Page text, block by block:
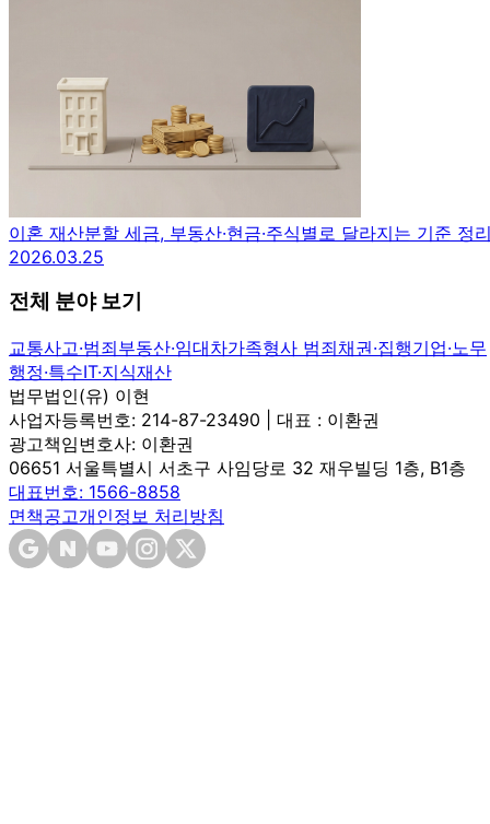
이혼 재산분할 세금, 부동산·현금·주식별로 달라지는 기준 정
2026.03.25
전체 분야 보기
교통사고·범죄부동산·임대차가족형사 범죄채권·집행기업·노무
행정·특수IT·지식재산
법무법인(유) 이현
사업자등록번호: 214-87-23490 | 대표 : 이환권
광고책임변호사: 이환권
06651 서울특별시 서초구 사임당로 32 재우빌딩 1층, B1층
대표번호: 1566-8858
면책공고개인정보 처리방침